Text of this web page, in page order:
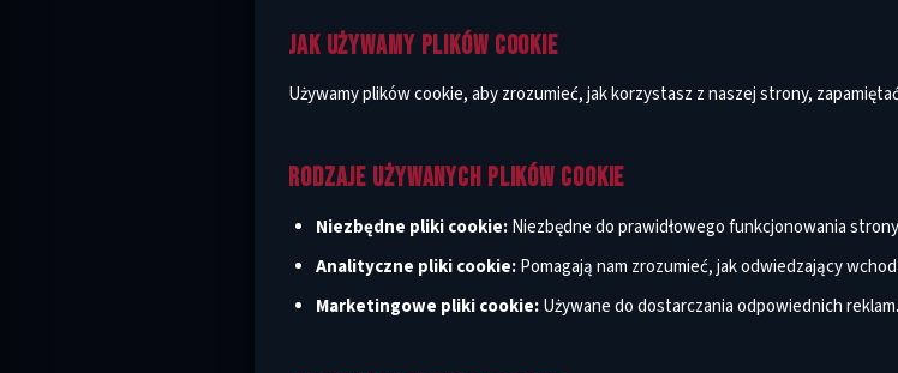
JAK UŻYWAMY PLIKÓW COOKIE
Używamy plików cookie, aby zrozumieć, jak korzystasz z naszej strony,
RODZAJE UŻYWANYCH PLIKÓW COOKIE
Niezbędne pliki cookie:Niezbędne do prawidłowego funkcjonowania
Analityczne pliki cookie:Pomagają nam zrozumieć, jak odwiedzający
Marketingowe pliki cookie:Używane do dostarczania odpowiednich reklam.